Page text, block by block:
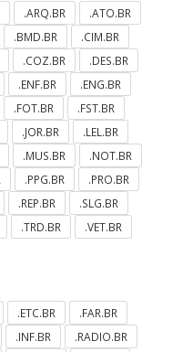
.ARQ.BR
.ATO.BR
.BMD.BR
.CIM.BR
.COZ.BR
.DES.BR
.ENF.BR
.ENG.BR
.FOT.BR
.FST.BR
.JOR.BR
.LEL.BR
.MUS.BR
.NOT.BR
.PPG.BR
.PRO.BR
.REP.BR
.SLG.BR
.TRD.BR
.VET.BR
.ETC.BR
.FAR.BR
.INF.BR
.RADIO.BR